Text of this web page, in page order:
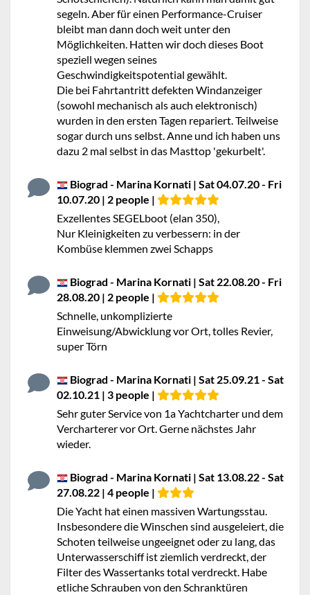
segeln. Aber für einen Performance-Cruiser
bleibt man dann doch weit unter den
Möglichkeiten. Hatten wir doch dieses Boot
speziell wegen seines
Geschwindigkeitspotential gewählt.
Die bei Fahrtantritt defekten Windanzeiger
(sowohl mechanisch als auch elektronisch)
wurden in den ersten Tagen repariert. Teilweise
sogar durch uns selbst. Anne und ich haben uns
dazu 2 mal selbst in das Masttop 'gekurbelt'.
Biograd - Marina Kornati | Sat 04.07.20 - Fri
10.07.20 | 2 people |
Exzellentes SEGELboot (elan 350),
Nur Kleinigkeiten zu verbessern: in der
Kombüse klemmen zwei Schapps
Biograd - Marina Kornati | Sat 22.08.20 - Fri
28.08.20 | 2 people |
Schnelle, unkomplizierte
Einweisung/Abwicklung vor Ort, tolles Revier,
super Törn
Biograd - Marina Kornati | Sat 25.09.21 - Sat
02.10.21 | 3 people |
Sehr guter Service von 1a Yachtcharter und dem
Vercharterer vor Ort. Gerne nächstes Jahr
wieder.
Biograd - Marina Kornati | Sat 13.08.22 - Sat
27.08.22 | 4 people |
Die Yacht hat einen massiven Wartungsstau.
Insbesondere die Winschen sind ausgeleiert, die
Schoten teilweise ungeeignet oder zu lang, das
Unterwasserschiff ist ziemlich verdreckt, der
Filter des Wassertanks total verdreckt. Habe
etliche Schrauben von den Schranktüren